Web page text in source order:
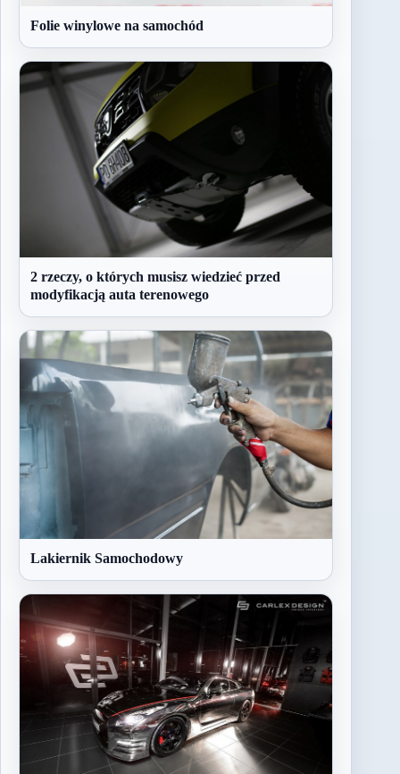
Folie winylowe na samochód
2 rzeczy, o których musisz wiedzieć przed
modyfikacją auta terenowego
Lakiernik Samochodowy